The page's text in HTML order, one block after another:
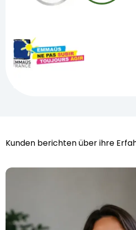
Kunden berichten über ihre